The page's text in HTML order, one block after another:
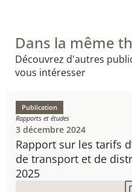
Dans la même
Découvrez d'autres
vous intéresser
Rapport sur les tarifs
de transport et de
2025​
Publication
Rapports et études
3 décembre 2024